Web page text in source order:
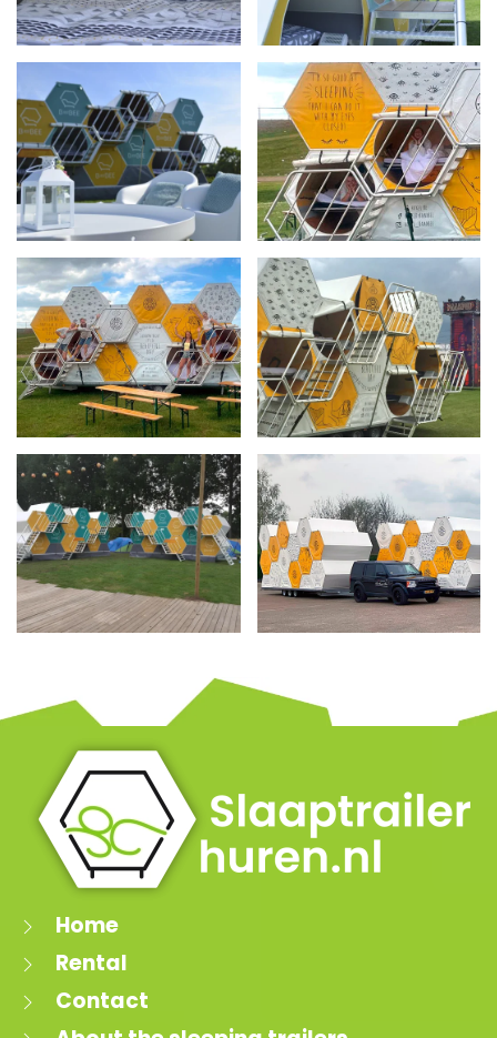
Home
Rental
Contact